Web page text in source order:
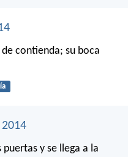
de contienda; su boca
puertas y se llega a la